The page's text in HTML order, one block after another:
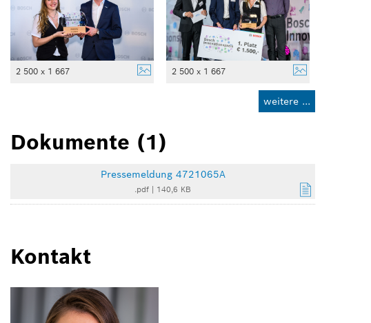
2 500 x 1 667 2 500 x 1 667
weitere ...
Dokumente (1)
Pressemeldung 4721065A
.pdf | 140,6 KB
Kontakt